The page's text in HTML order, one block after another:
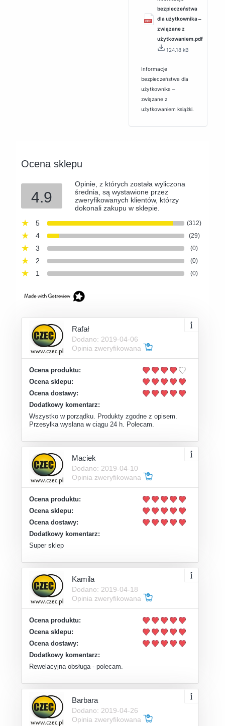
bezpieczeństwa
dla użytkownika ‒
związane z
użytkowaniem.pdf
124.18 kB
Informacje
bezpieczeństwa dla
użytkownika ‒
związane z
użytkowaniem książki.
Ocena sklepu
4.9
Opinie, z których została wyliczona
średnia, są wystawione przez
zweryfikowanych klientów, którzy
dokonali zakupu w sklepie.
5
(312)
4 (29)
3 (0)
2 (0)
1 (0)
Rafał
Dodano: 2019-04-06
Opinia zweryfikowana
Ocena produktu:
Ocena sklepu:
Ocena dostawy:
Dodatkowy komentarz:
Wszystko w porządku. Produkty zgodne z opisem.
Przesyłka wysłana w ciągu 24 h. Polecam.
Maciek
Dodano: 2019-04-10
Opinia zweryfikowana
Ocena produktu:
Ocena sklepu:
Ocena dostawy:
Dodatkowy komentarz:
Super sklep
Kamila
Dodano: 2019-04-18
Opinia zweryfikowana
Ocena produktu:
Ocena sklepu:
Ocena dostawy:
Dodatkowy komentarz:
Rewelacyjna obsługa - polecam.
Barbara
Dodano: 2019-04-26
Opinia zweryfikowana